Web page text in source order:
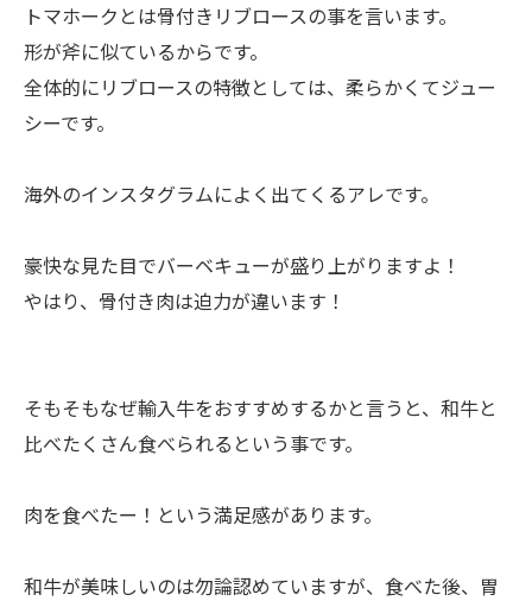
トマホークとは骨付きリブロースの事を言います。
形が斧に似ているからです。
全体的にリブロースの特徴としては、柔らかくてジュー
シーです。
海外のインスタグラムによく出てくるアレです。
豪快な見た目でバーベキューが盛り上がりますよ！
やはり、骨付き肉は迫力が違います！
そもそもなぜ輸入牛をおすすめするかと言うと、和牛と
比べたくさん食べられるという事です。
肉を食べたー！という満足感があります。
和牛が美味しいのは勿論認めていますが、食べた後、胃